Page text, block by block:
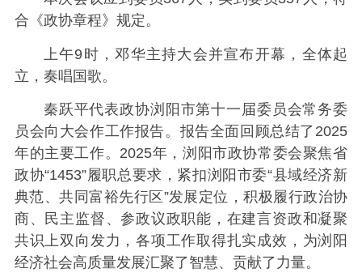
合《政协章程》规定。
上午9时，邓华主持大会并宣布开幕，全体起
立，奏唱国歌。
秦跃平代表政协浏阳市第十一届委员会常务委
员会向大会作工作报告。报告全面回顾总结了2025
年的主要工作。2025年，浏阳市政协常委会聚焦省
政协“1453”履职总要求，紧扣浏阳市委“县域经济新
典范、共同富裕先行区”发展定位，积极履行政治协
商、民主监督、参政议政职能，在建言资政和凝聚
共识上双向发力，各项工作取得扎实成效，为浏阳
经济社会高质量发展汇聚了智慧、贡献了力量。